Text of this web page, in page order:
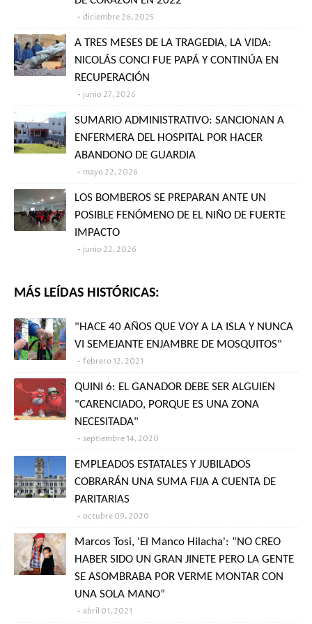
diciembre 26, 2025
A TRES MESES DE LA TRAGEDIA, LA VIDA:
NICOLÁS CONCI FUE PAPÁ Y CONTINÚA EN
RECUPERACIÓN
junio 27, 2026
SUMARIO ADMINISTRATIVO: SANCIONAN A
ENFERMERA DEL HOSPITAL POR HACER
ABANDONO DE GUARDIA
mayo 22, 2026
LOS BOMBEROS SE PREPARAN ANTE UN
POSIBLE FENÓMENO DE EL NIÑO DE FUERTE
IMPACTO
junio 22, 2026
MÁS LEÍDAS HISTÓRICAS:
"HACE 40 AÑOS QUE VOY A LA ISLA Y NUNCA
VI SEMEJANTE ENJAMBRE DE MOSQUITOS"
febrero 12, 2021
QUINI 6: EL GANADOR DEBE SER ALGUIEN
"CARENCIADO, PORQUE ES UNA ZONA
NECESITADA"
septiembre 14, 2020
EMPLEADOS ESTATALES Y JUBILADOS
COBRARÁN UNA SUMA FIJA A CUENTA DE
PARITARIAS
octubre 09, 2020
Marcos Tosi, 'El Manco Hilacha': “NO CREO
HABER SIDO UN GRAN JINETE PERO LA GENTE
SE ASOMBRABA POR VERME MONTAR CON
UNA SOLA MANO”
abril 01, 2021